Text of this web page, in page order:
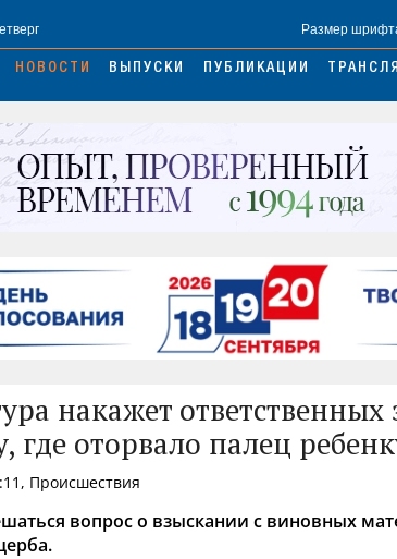
Размер
НОВОСТИ ВЫПУСКИ ПУБЛИКАЦИИ
накажет ответственных
где оторвало палец
Происшествия
вопрос о взыскании с виновных